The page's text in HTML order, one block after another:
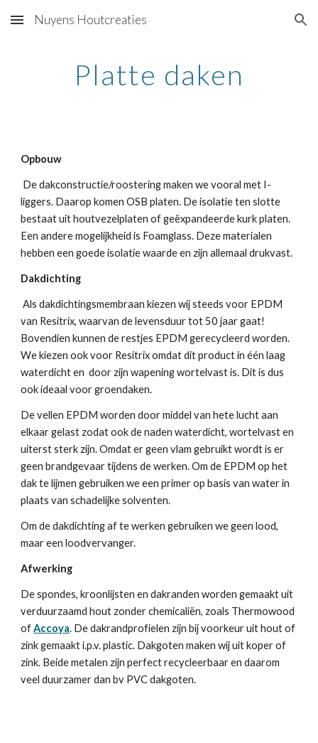
Skip to main content Skip to navigation
Nuyens Houtcreaties
Platte daken
Opbouw
liggers. Daarop komen OSB platen. De isolatie ten slotte
bestaat uit houtvezelplaten of geëxpandeerde kurk platen.
Een andere mogelijkheid is Foamglass. Deze materialen
hebben een goede isolatie waarde en zijn allemaal drukvast.
Dakdichting
Als dakdichtingsmembraan kiezen wij steeds voor EPDM
van Resitrix, waarvan de levensduur tot 50 jaar gaat!
Bovendien kunnen de restjes EPDM gerecycleerd worden.
We kiezen ook voor Resitrix omdat dit product in één laag
waterdicht en  door zijn wapening wortelvast is. Dit is dus
ook ideaal voor groendaken.
De vellen EPDM worden door middel van hete lucht aan
elkaar gelast zodat ook de naden waterdicht, wortelvast en
uiterst sterk zijn. Omdat er geen vlam gebruikt wordt is er
geen brandgevaar tijdens de werken. Om de EPDM op het
dak te lijmen gebruiken we een primer op basis van water in
plaats van schadelijke solventen.
Om de dakdichting af te werken gebruiken we geen lood,
maar een loodvervanger.
Afwerking
De spondes, kroonlijsten en dakranden worden gemaakt uit
verduurzaamd hout zonder chemicaliën, zoals Thermowood
of Accoya. De dakrandprofielen zijn bij voorkeur uit hout of
zink gemaakt i.p.v. plastic. Dakgoten maken wij uit koper of
zink. Beide metalen zijn perfect recycleerbaar en daarom
veel duurzamer dan bv PVC dakgoten.